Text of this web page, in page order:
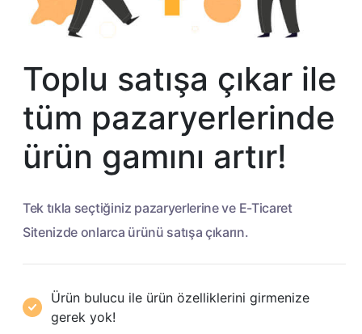
Toplu satışa çıkar ile
tüm pazaryerlerinde
ürün gamını artır!
Tek tıkla seçtiğiniz pazaryerlerine ve E-Ticaret
Sitenizde onlarca ürünü satışa çıkarın.
Ürün bulucu ile ürün özelliklerini girmenize
gerek yok!